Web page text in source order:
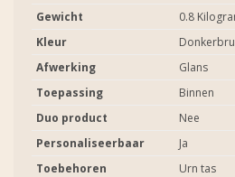
Gewicht
0.8
Kleur
Afwerking
Glans
Toepassing
Binnen
Duo product
Nee
Personaliseerbaar
Ja
Toebehoren
Urn tas